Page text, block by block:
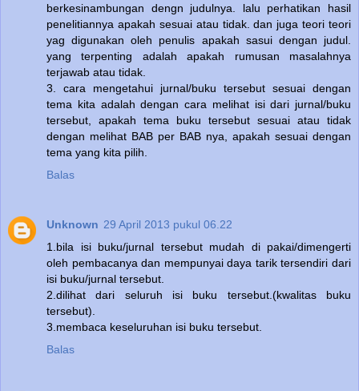
berkesinambungan dengn judulnya. lalu perhatikan hasil
penelitiannya apakah sesuai atau tidak. dan juga teori teori
yag digunakan oleh penulis apakah sasui dengan judul.
yang terpenting adalah apakah rumusan masalahnya
terjawab atau tidak.
3. cara mengetahui jurnal/buku tersebut sesuai dengan
tema kita adalah dengan cara melihat isi dari jurnal/buku
tersebut, apakah tema buku tersebut sesuai atau tidak
dengan melihat BAB per BAB nya, apakah sesuai dengan
tema yang kita pilih.
Balas
Unknown 29 April 2013 pukul 06.22
1.bila isi buku/jurnal tersebut mudah di pakai/dimengerti
oleh pembacanya dan mempunyai daya tarik tersendiri dari
isi buku/jurnal tersebut.
2.dilihat dari seluruh isi buku tersebut.(kwalitas buku
tersebut).
3.membaca keseluruhan isi buku tersebut.
Balas